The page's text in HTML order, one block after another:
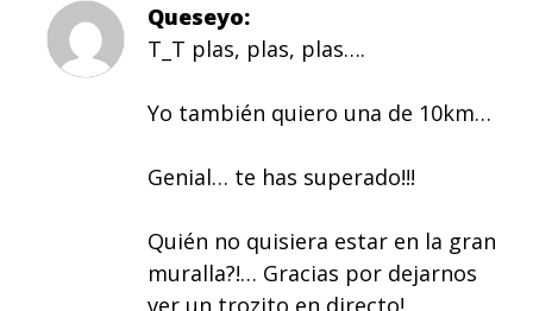
Queseyo
T_T plas, plas, plas….
Yo también quiero una de 10km…
Genial… te has superado!!!
Quién no quisiera estar en la gran
muralla?!… Gracias por dejarnos
ver un trozito en directo!